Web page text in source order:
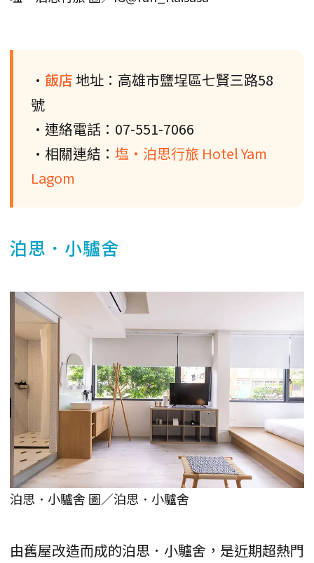
• 飯店 地址：高雄市鹽埕區七賢三路58
號
•連絡電話：07-551-7066
•相關連結： 塩‧泊思行旅 Hotel Yam
Lagom
泊思．小驢舍
泊思．小驢舍 圖／泊思．小驢舍
由舊屋改造而成的泊思．小驢舍，是近期超熱門